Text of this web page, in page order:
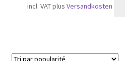
incl. VATplusVersandkosten